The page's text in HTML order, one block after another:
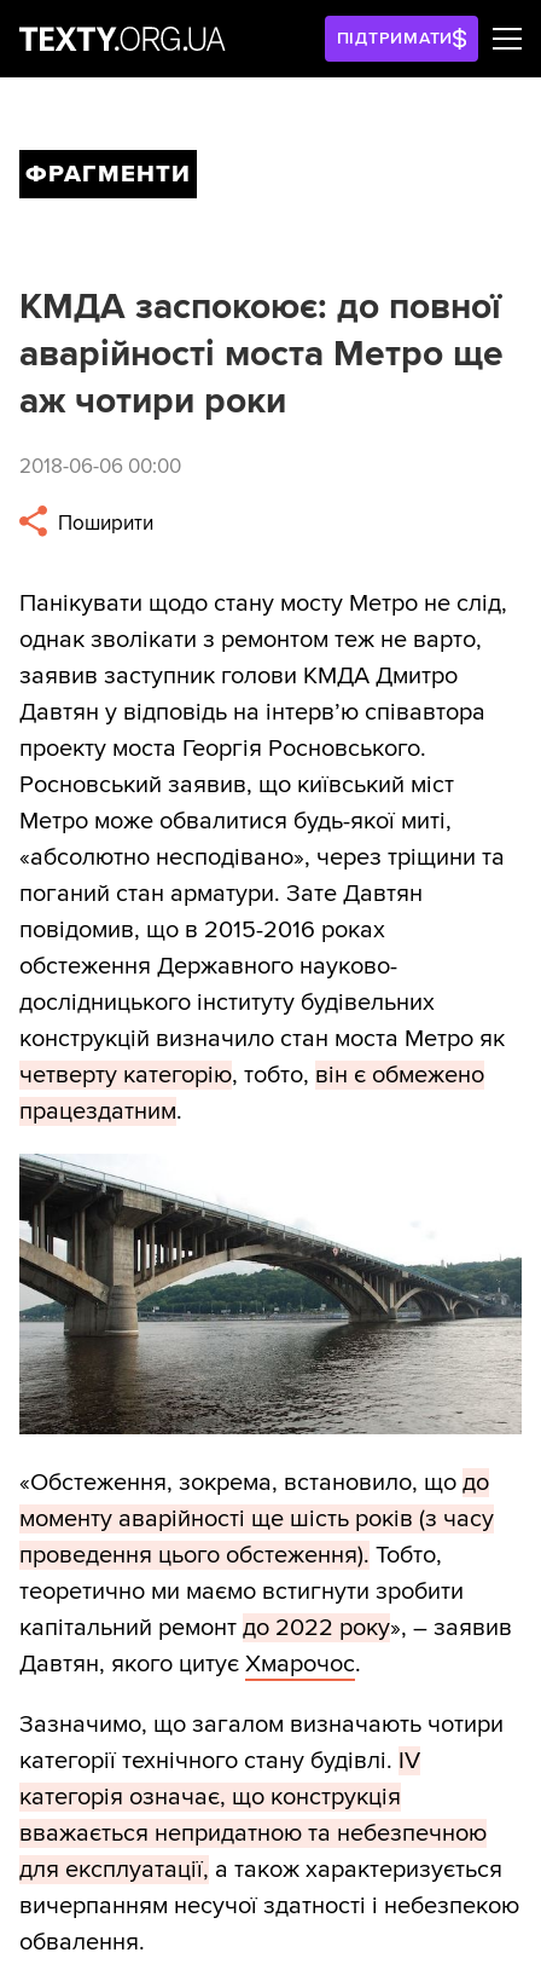
ПІДТРИМАТИ
ФРАГМЕНТИ
КМДА заспокоює: до повної
аварійності моста Метро ще
аж чотири роки
2018-06-06 00:00
Поширити
Панікувати щодо стану мосту Метро не слід,
однак зволікати з ремонтом теж не варто,
заявив заступник голови КМДА Дмитро
Давтян у відповідь на інтерв’ю співавтора
проекту моста Георгія Росновського.
Росновський заявив, що київський міст
Метро може обвалитися будь-якої миті,
«абсолютно несподівано», через тріщини та
поганий стан арматури. Зате Давтян
повідомив, що в 2015-2016 роках
обстеження Державного науково-
дослідницького інституту будівельних
конструкцій визначило стан моста Метро як
четверту категорію, тобто, він є обмежено
працездатним.
«Обстеження, зокрема, встановило, що до
моменту аварійності ще шість років (з часу
проведення цього обстеження). Тобто,
теоретично ми маємо встигнути зробити
капітальний ремонт до 2022 року», – заявив
Давтян, якого цитує Хмарочос.
Зазначимо, що загалом визначають чотири
категорії технічного стану будівлі. IV
категорія означає, що конструкція
вважається непридатною та небезпечною
для експлуатації, а також характеризується
вичерпанням несучої здатності і небезпекою
обвалення.